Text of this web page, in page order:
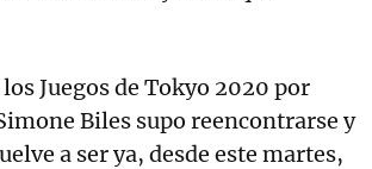
Juegos de Tokyo 2020 por
Biles supo reencontrarse y
a ser ya, desde este martes,